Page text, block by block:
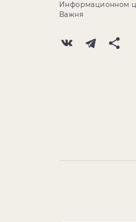
Информационном
Важня